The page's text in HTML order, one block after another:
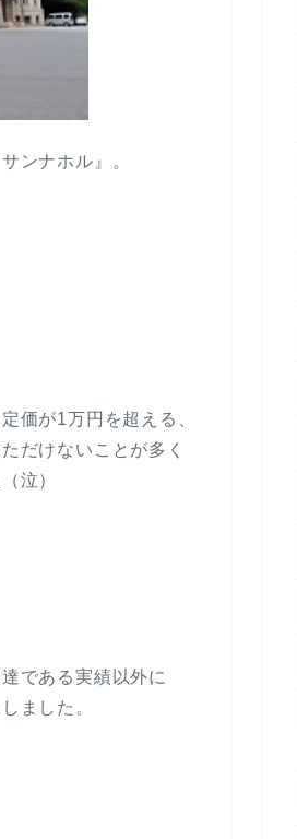
ンナホル』。
価が1万円を超える、
だけないことが多く
泣）
である実績以外に
ました。